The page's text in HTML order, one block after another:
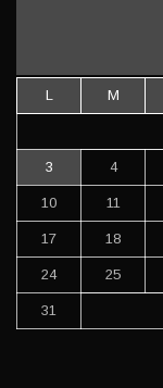
L M
3 4
10 11
17 18
24 25
31